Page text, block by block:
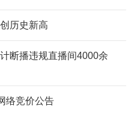
历史新高
断播违规直播间4000余
络竞价公告